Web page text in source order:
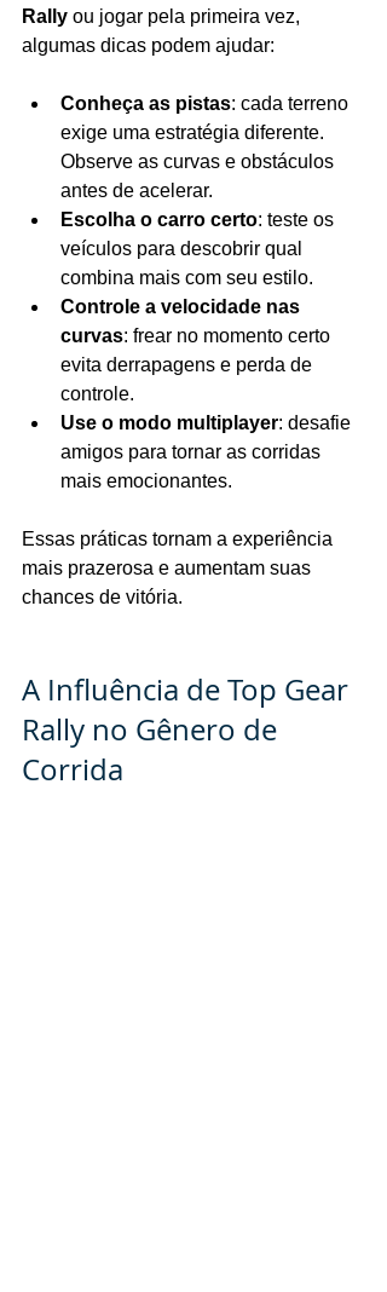
Rally ou jogar pela primeira vez,
algumas dicas podem ajudar:
Conheça as pistas: cada terreno
exige uma estratégia diferente.
Observe as curvas e obstáculos
antes de acelerar.
Escolha o carro certo: teste os
veículos para descobrir qual
combina mais com seu estilo.
Controle a velocidade nas
curvas: frear no momento certo
evita derrapagens e perda de
controle.
Use o modo multiplayer: desafie
amigos para tornar as corridas
mais emocionantes.
Essas práticas tornam a experiência
mais prazerosa e aumentam suas
chances de vitória.
A Influência de Top Gear
Rally no Gênero de
Corrida